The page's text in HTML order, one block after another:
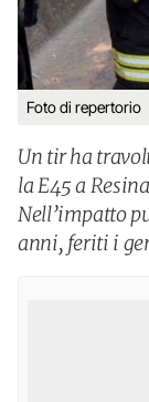
Foto di repertorio
Un tir ha
la E45 a
Nell’impatto
anni, feriti i